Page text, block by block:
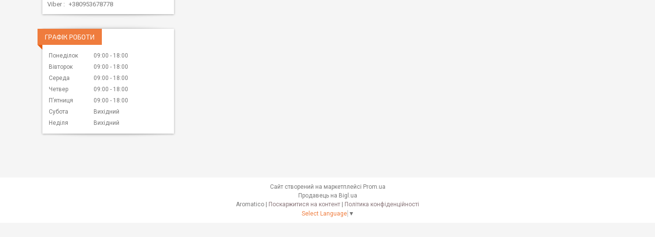
Viber +380953678778
ГРАФІК РОБОТИ
Понеділок 09:00
18:00
Вівторок
09:00
18:00
Середа
09:00
18:00
Четвер
09:00
18:00
Пʼятниця
09:00
18:00
Субота
Вихідний
Неділя
Вихідний
Сайт створений на маркетплейсі Prom.ua
Продавець на Bigl.ua
Поскаржитися на контент
Політика конфіденційності
Select Language ▼